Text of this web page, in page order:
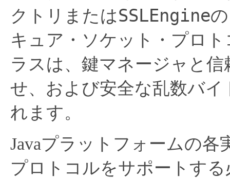
クトリまたはSSLEngine
キュア・ソケット・プロ
ラスは、鍵マネージャと
せ、および安全な乱数バ
れます。
Javaプラットフォームの各
プロトコルをサポートす